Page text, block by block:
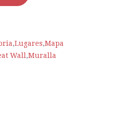
,Lugares,Mapa
Wall ,Muralla